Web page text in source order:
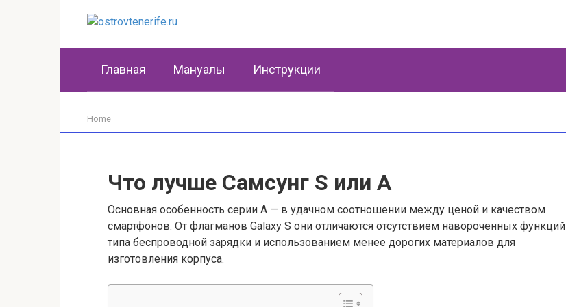
Главная Мануалы Инструкции
Home
Что лучше Самсунг S или A
Основная особенность серии A — в удачном соотношении между ценой и качеством
смартфонов. От флагманов Galaxy S они отличаются отсутствием навороченных функций
типа беспроводной зарядки и использованием менее дорогих материалов для
изготовления корпуса.